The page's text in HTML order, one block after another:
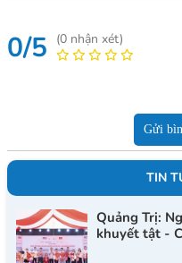
0/5 (0nhận xét)
Gửi
TIN
Quảng Trị:
khuyết tật -